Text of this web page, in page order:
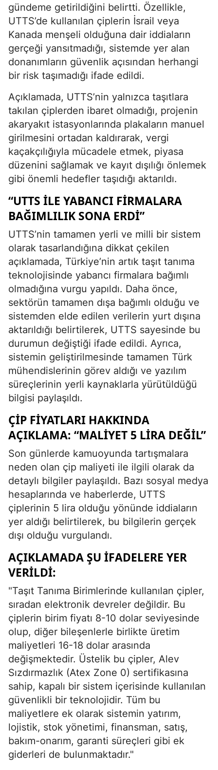
gündeme getirildiğini belirtti. Özellikle,
UTTS’de kullanılan çiplerin İsrail veya
Kanada menşeli olduğuna dair iddiaların
gerçeği yansıtmadığı, sistemde yer alan
donanımların güvenlik açısından herhangi
bir risk taşımadığı ifade edildi.
Açıklamada, UTTS’nin yalnızca taşıtlara
takılan çiplerden ibaret olmadığı, projenin
akaryakıt istasyonlarında plakaların manuel
girilmesini ortadan kaldırarak, vergi
kaçakçılığıyla mücadele etmek, piyasa
düzenini sağlamak ve kayıt dışılığı önlemek
gibi önemli hedefler taşıdığı aktarıldı.
“UTTS ILE YABANCI FIRMALARA
BAĞIMLILIK SONA ERDI”
UTTS’nin tamamen yerli ve milli bir sistem
olarak tasarlandığına dikkat çekilen
açıklamada, Türkiye’nin artık taşıt tanıma
teknolojisinde yabancı firmalara bağımlı
olmadığına vurgu yapıldı. Daha önce,
sektörün tamamen dışa bağımlı olduğu ve
sistemden elde edilen verilerin yurt dışına
aktarıldığı belirtilerek, UTTS sayesinde bu
durumun değiştiği ifade edildi. Ayrıca,
sistemin geliştirilmesinde tamamen Türk
mühendislerinin görev aldığı ve yazılım
süreçlerinin yerli kaynaklarla yürütüldüğü
bilgisi paylaşıldı.
ÇIP FIYATLARI HAKKINDA
AÇIKLAMA: “MALIYET 5 LIRA DEĞIL”
Son günlerde kamuoyunda tartışmalara
neden olan çip maliyeti ile ilgili olarak da
detaylı bilgiler paylaşıldı. Bazı sosyal medya
hesaplarında ve haberlerde, UTTS
çiplerinin 5 lira olduğu yönünde iddiaların
yer aldığı belirtilerek, bu bilgilerin gerçek
dışı olduğu vurgulandı.
AÇIKLAMADA ŞU IFADELERE YER
VERILDI:
"Taşıt Tanıma Birimlerinde kullanılan çipler,
sıradan elektronik devreler değildir. Bu
çiplerin birim fiyatı 8-10 dolar seviyesinde
olup, diğer bileşenlerle birlikte üretim
maliyetleri 16-18 dolar arasında
değişmektedir. Üstelik bu çipler, Alev
Sızdırmazlık (Atex Zone 0) sertifikasına
sahip, kapalı bir sistem içerisinde kullanılan
güvenlikli bir teknolojidir. Tüm bu
maliyetlere ek olarak sistemin yatırım,
lojistik, stok yönetimi, finansman, satış,
bakım-onarım, garanti süreçleri gibi ek
giderleri de bulunmaktadır."